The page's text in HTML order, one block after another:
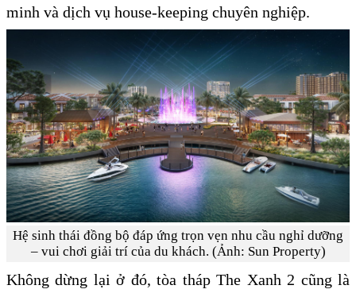
minh và dịch vụ house-keeping chuyên nghiệp.
Hệ sinh thái đồng bộ đáp ứng trọn vẹn nhu cầu nghỉ dưỡng
– vui chơi giải trí của du khách. (Ảnh: Sun Property)
Không dừng lại ở đó, tòa tháp The Xanh 2 cũng là